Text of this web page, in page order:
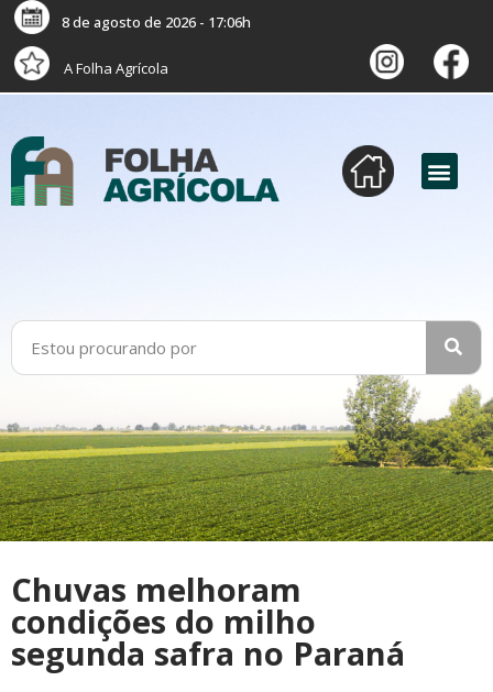
8 de agosto de 2026 - 17:06h
A Folha Agrícola
Chuvas melhoram
condições do milho
segunda safra no Paraná